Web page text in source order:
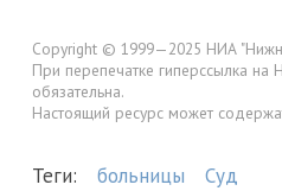
Copyright © 1999—2025 НИА
При перепечатке гиперссылка
обязательна.
Настоящий ресурс может
Теги: больницы Суд